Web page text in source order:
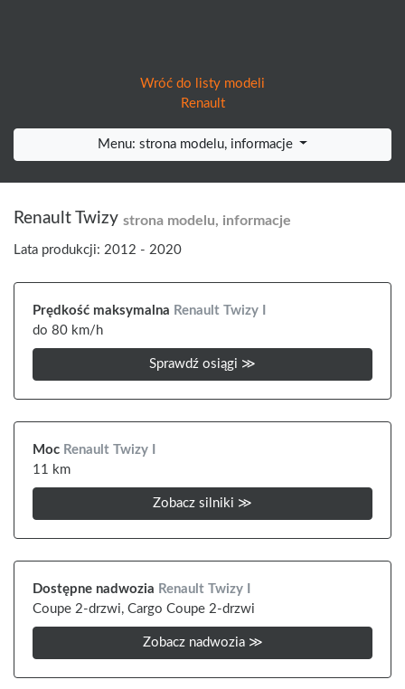
Wróć do listy modeli
Renault
Menu: strona modelu, informacje
Renault Twizy strona modelu, informacje
Lata produkcji: 2012 - 2020
Prędkość maksymalna Renault Twizy I
do 80 km/h
Sprawdź osiągi ≫
Moc Renault Twizy I
11 km
Zobacz silniki ≫
Dostępne nadwozia Renault Twizy I
Coupe 2-drzwi, Cargo Coupe 2-drzwi
Zobacz nadwozia ≫